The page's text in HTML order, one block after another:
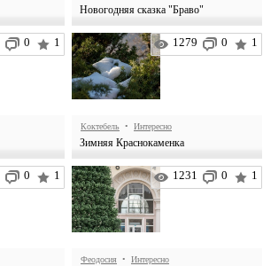
Новогодняя сказка "Браво"
0 1 1279 0 1
Коктебель • Интересно
Зимняя Краснокаменка
0 1 1231 0 1
Феодосия • Интересно